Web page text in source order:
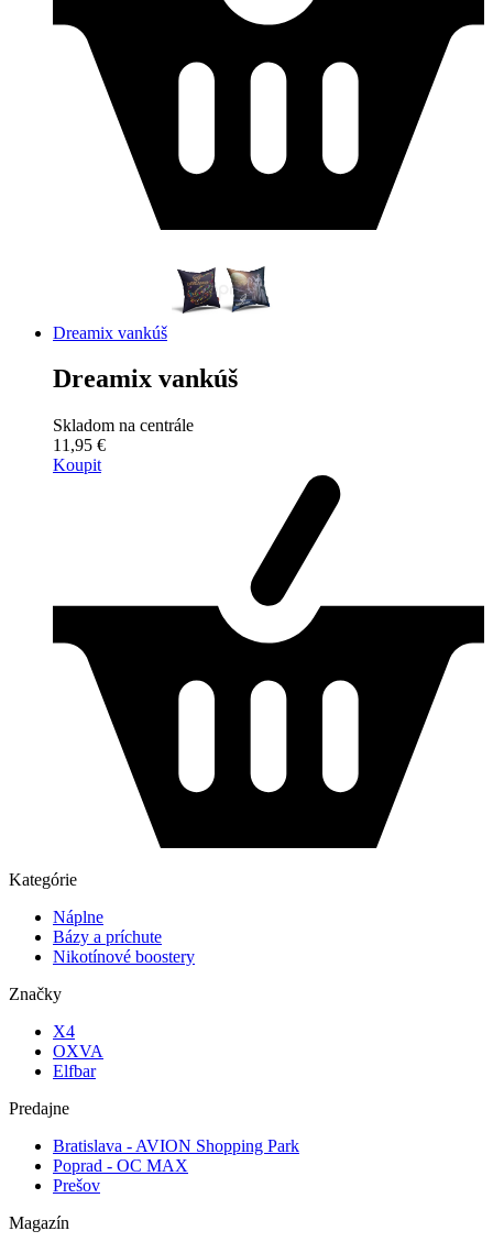
Dreamix vankúš
Dreamix vankúš
Skladom na centrále
11,95 €
Koupit
Kategórie
Náplne
Bázy a príchute
Nikotínové boostery
Značky
X4
OXVA
Elfbar
Predajne
Bratislava - AVION Shopping Park
Poprad - OC MAX
Prešov
Magazín